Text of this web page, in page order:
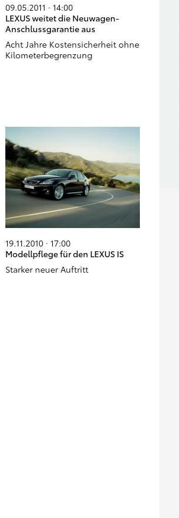
09.05.2011 · 14:00
LEXUS weitet die Neuwagen-
Anschlussgarantie aus
Acht Jahre Kostensicherheit ohne
Kilometerbegrenzung
19.11.2010 · 17:00
Modellpflege für den LEXUS IS
Starker neuer Auftritt